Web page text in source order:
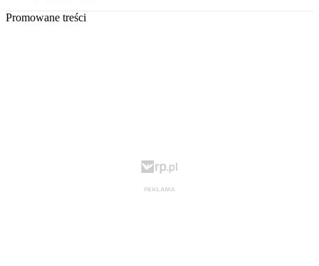
Promowane treści